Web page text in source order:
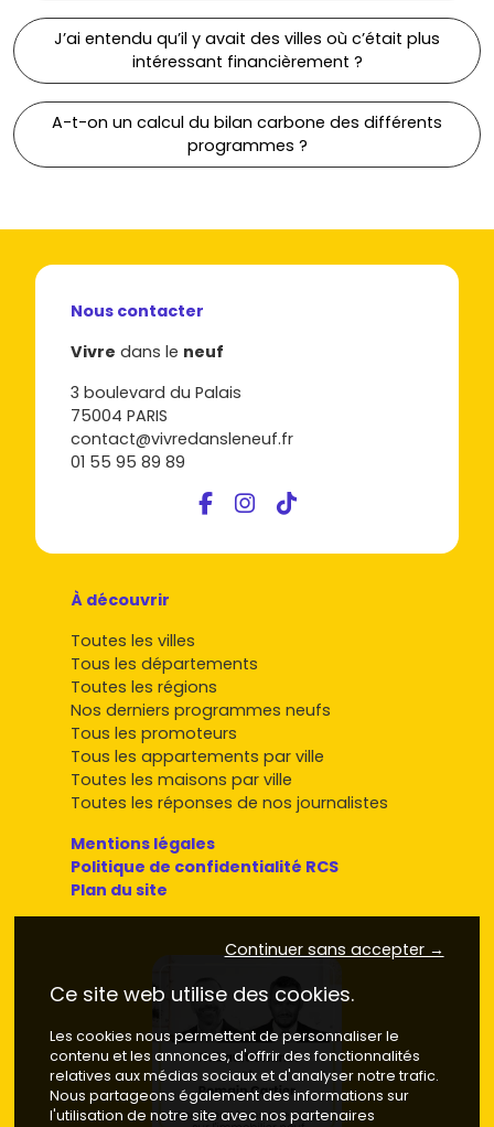
J’ai entendu qu’il y avait des villes où c’était plus
intéressant financièrement ?
A-t-on un calcul du bilan carbone des différents
programmes ?
Nous contacter
Vivre dans le neuf
3 boulevard du Palais
75004 PARIS
contact@vivredansleneuf.fr
01 55 95 89 89
À découvrir
Toutes les villes
Tous les départements
Toutes les régions
Nos derniers programmes neufs
Tous les promoteurs
Tous les appartements par ville
Toutes les maisons par ville
Toutes les réponses de nos journalistes
Mentions légales
Politique de confidentialité RCS
Plan du site
Continuer sans accepter →
Ce site web utilise des cookies.
Les cookies nous permettent de personnaliser le
contenu et les annonces, d'offrir des fonctionnalités
relatives aux médias sociaux et d'analyser notre trafic.
Nous partageons également des informations sur
l'utilisation de notre site avec nos partenaires